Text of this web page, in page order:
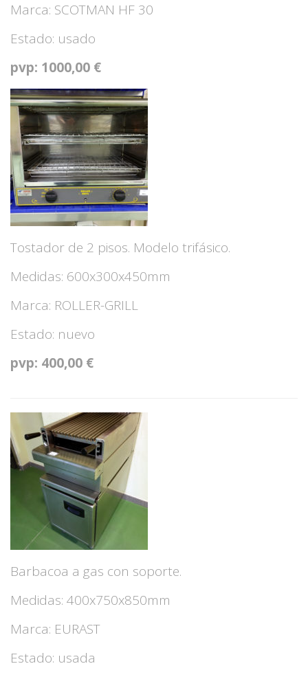
Marca: SCOTMAN HF 30
Estado: usado
pvp: 1000,00 €
Tostador de 2 pisos. Modelo trifásico.
Medidas: 600x300x450mm
Marca: ROLLER-GRILL
Estado: nuevo
pvp: 400,00 €
Barbacoa a gas con soporte.
Medidas: 400x750x850mm
Marca: EURAST
Estado: usada